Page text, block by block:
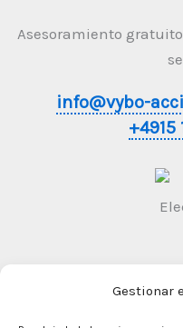
Gestionar
Asesoramiento
info@vybo-
+4915